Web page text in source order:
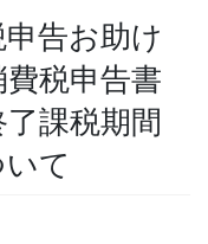
税申告書
了課税期間
て